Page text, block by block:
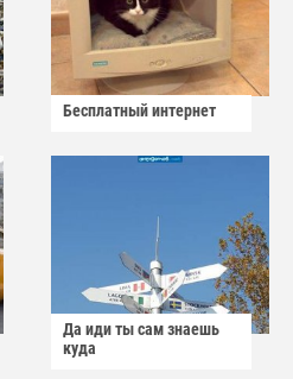
Бесплатный интернет
Да иди ты сам знаешь
куда